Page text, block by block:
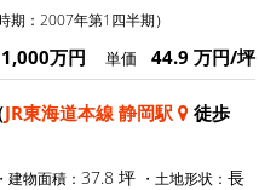
期：2007年第1四半期）
万円 単価 44.9 万円/坪
JR東海道本線 静岡駅
徒歩
・建物面積： 37.8 坪 ・土地形状： 長